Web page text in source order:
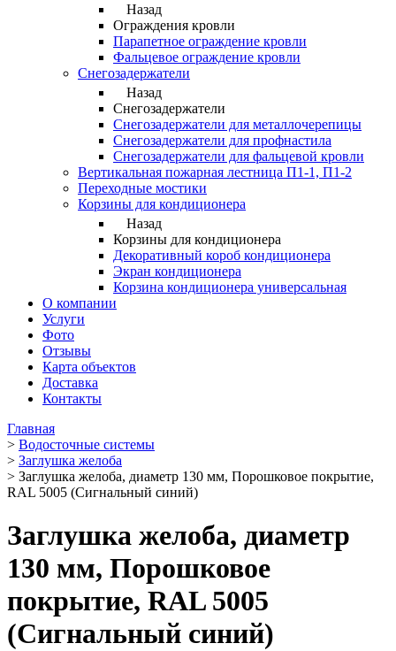
Назад
Ограждения кровли
Парапетное ограждение кровли
Фальцевое ограждение кровли
Снегозадержатели
Назад
Снегозадержатели
Снегозадержатели для металлочерепицы
Снегозадержатели для профнастила
Снегозадержатели для фальцевой кровли
Вертикальная пожарная лестница П1-1, П1-2
Переходные мостики
Корзины для кондиционера
Назад
Корзины для кондиционера
Декоративный короб кондиционера
Экран кондиционера
Корзина кондиционера универсальная
О компании
Услуги
Фото
Отзывы
Карта объектов
Доставка
Контакты
Главная
> Водосточные системы
> Заглушка желоба
> Заглушка желоба, диаметр 130 мм, Порошковое покрытие,
RAL 5005 (Сигнальный синий)
Заглушка желоба, диаметр
130 мм, Порошковое
покрытие, RAL 5005
(Сигнальный синий)